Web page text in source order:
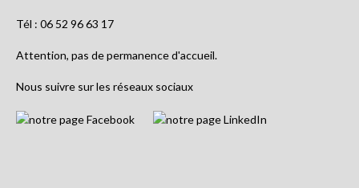
Tél : 06 52 96 63 17
Attention, pas de permanence d'accueil.
Nous suivre sur les réseaux sociaux